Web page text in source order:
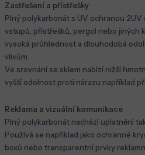
Zastřešení a přístřešky
Plný polykarbonát s UV ochranou
vstupů, přístřešků, pergol nebo jiných
vysoká průhlednost a dlouhodobá
vlivům.
Ve srovnání se sklem nabízí nižší
vyšší odolnost proti nárazu například
Reklama a vizuální komunikace
Plný polykarbonát nachází uplatnění
Používá se například jako ochranné
boxů nebo transparentní prvky